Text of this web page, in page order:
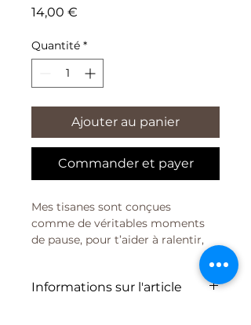
14,00 €
Quantité *
Ajouter au panier
Commander et payer
Mes tisanes sont conçues
comme de véritables moments
de pause, pour t’aider à ralentir,
t’apaiser et te reconnecter à toi.
Chaque mélange est élaboré avec
des plantes soigneusement
Informations sur l'article